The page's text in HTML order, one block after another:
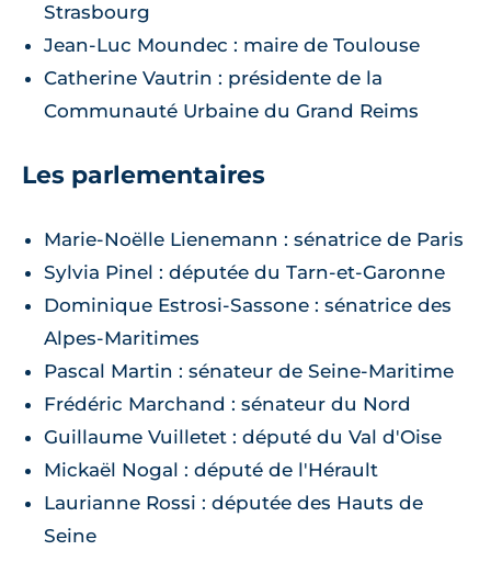
Strasbourg
Jean-Luc Moundec : maire de Toulouse
Catherine Vautrin : présidente de la
Communauté Urbaine du Grand Reims
Les parlementaires
Marie-Noëlle Lienemann : sénatrice de Paris
Sylvia Pinel : députée du Tarn-et-Garonne
Dominique Estrosi-Sassone : sénatrice des
Alpes-Maritimes
Pascal Martin : sénateur de Seine-Maritime
Frédéric Marchand : sénateur du Nord
Guillaume Vuilletet : député du Val d'Oise
Mickaël Nogal : député de l'Hérault
Laurianne Rossi : députée des Hauts de
Seine